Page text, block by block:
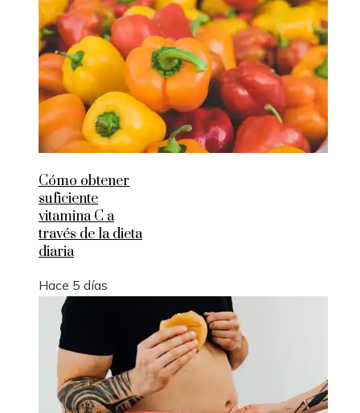
Cómo obtener
suficiente
vitamina C a
través de la dieta
diaria
Hace 5 días